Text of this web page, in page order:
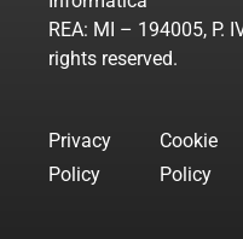
REA: MI – 194005, P.
rights reserved.
Privacy
Policy
Cookie
Policy